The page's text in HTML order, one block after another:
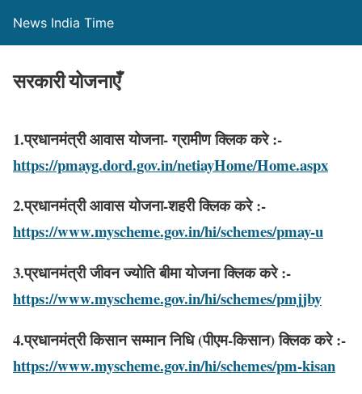
News India Time
सरकारी योजनाएँ
1.प्रधानमंत्री आवास योजना- ग्रामीण क्लिक करे :-
https://pmayg.dord.gov.in/netiayHome/Home.aspx
2.प्रधानमंत्री आवास योजना-शहरी क्लिक करे :-
https://www.myscheme.gov.in/hi/schemes/pmay-u
3.प्रधानमंत्री जीवन ज्योति बीमा योजना क्लिक करे :-
https://www.myscheme.gov.in/hi/schemes/pmjjby
4.प्रधानमंत्री किसान सम्मान निधि (पीएम-किसान) क्लिक करे :-
https://www.myscheme.gov.in/hi/schemes/pm-kisan